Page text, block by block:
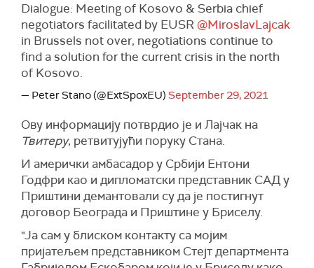
Dialogue: Meeting of Kosovo & Serbia chief
negotiators facilitated by EUSR @MiroslavLajcak
in Brussels not over, negotiations continue to
find a solution for the current crisis in the north
of Kosovo.
— Peter Stano (@ExtSpoxEU) September 29, 2021
Ову информацију потврдио је и Лајчак на
Твитеру, ретвитујући поруку Стана.
И амерички амбасадор у Србији Ентони
Годфри као и дипломатски представник САД у
Приштини демантовали су да је постигнут
договор Београда и Приштине у Бриселу.
"Ја сам у блиском контакту са мојим
пријатељем представником Стејт департмента